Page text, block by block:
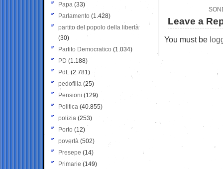
Leave a
You must be
Papa (33)
Parlamento (1.428)
partito del popolo della libertà
(30)
Partito Democratico (1.034)
PD (1.188)
PdL (2.781)
pedofilia (25)
Pensioni (129)
Politica (40.855)
polizia (253)
Porto (12)
povertà (502)
Presepe (14)
Primarie (149)